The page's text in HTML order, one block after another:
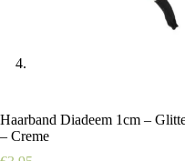
Haarband Diadeem 1cm –
– Creme